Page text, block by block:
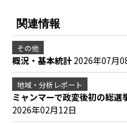
関連情報
その他
概況・基本統計 2026年07月
地域・分析レポート
ミャンマーで政変後初の総
2026年02月12日